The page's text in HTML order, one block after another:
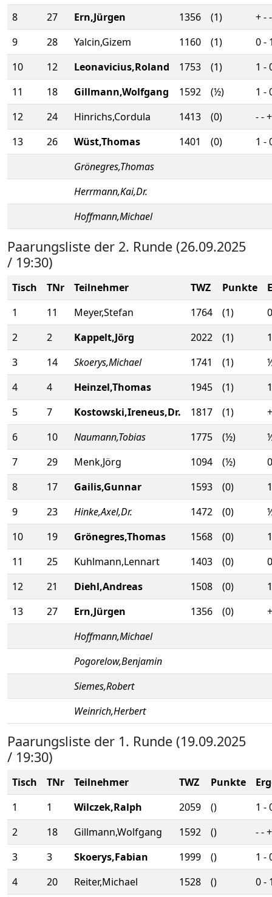
8
27 Ern,Jürgen 1356 (1)
+ - -
9
28 Yalcin,Gizem 1160 (1)
0 -
10
12 Leonavicius,Roland 1753 (1)
1 -
11
18 Gillmann,Wolfgang 1592 (½)
1 -
12
24 Hinrichs,Cordula 1413 (0)
- - +
13
26 Wüst,Thomas 1401 (0)
1 -
Grönegres,Thomas
Herrmann,Kai,Dr.
Hoffmann,Michael
Paarungsliste der 2. Runde (26.09.2025
/ 19:30)
Tisch TNr Teilnehmer TWZ Punkte
1
11 Meyer,Stefan 1764 (1)
2
2 Kappelt,Jörg 2022 (1)
3
14 Skoerys,Michael 1741 (1)
4
4 Heinzel,Thomas 1945 (1)
5
7 Kostowski,Ireneus,Dr. 1817 (1)
6
10 Naumann,Tobias 1775 (½)
7
29 Menk,Jörg 1094 (½)
8
17 Gailis,Gunnar 1593 (0)
9
23 Hinke,Axel,Dr. 1472 (0)
10
19 Grönegres,Thomas 1568 (0)
11
25 Kuhlmann,Lennart 1403 (0)
12
21 Diehl,Andreas 1508 (0)
13
27 Ern,Jürgen 1356 (0)
Hoffmann,Michael
Pogorelow,Benjamin
Siemes,Robert
Weinrich,Herbert
Paarungsliste der 1. Runde (19.09.2025
/ 19:30)
Tisch TNr Teilnehmer TWZ Punkte
1
1 Wilczek,Ralph 2059 ()
1 -
2
18 Gillmann,Wolfgang 1592 ()
- - +
3
3 Skoerys,Fabian 1999 ()
1 -
4
20 Reiter,Michael 1528 () 0 -